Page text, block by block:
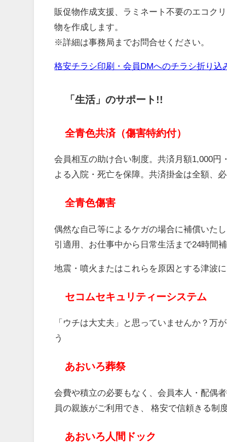
販促物作成支援、ラミネート不要のエコク
物を作成します。
※詳細は事務局までお問合せください。
格安チラシ印刷・会員DMへのチラシ折り込
「生活」のサポート!!
全青色共済（傷害特約付）
会員相互の助け合い制度。共済月額1,000円
よる入院・死亡を保障。共済掛金は全額、
全青色傷害
偶然な自己等によるケガの場合に補償いた
引適用、お仕事中から日常生活まで24時間
地震・噴火またはこれらを原因とする津波
セコムセキュリティーシステム
「ウチは大丈夫」と思っていませんか？万
う
あおいろ葬祭
会費や積立の必要もなく、会員本人・配偶
員の親族がご利用でき、 格安で信頼きる制
あおいろ人間ドック